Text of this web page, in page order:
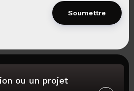
ou un projet